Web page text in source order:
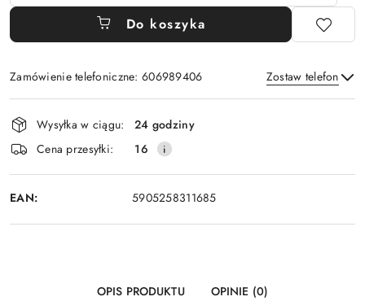
Do koszyka
Zamówienie telefoniczne: 606989406 Zostaw telefon
Wyślij
Dostępność
i
dostawa
Wysyłka w ciągu:
24 godziny
Cena przesyłki:
16
EAN: 5905258311685
OPIS PRODUKTU OPINIE (0)